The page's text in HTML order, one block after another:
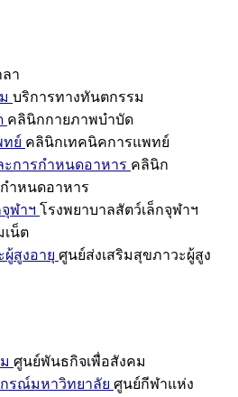
า
บริการทางทันตกรรม
คลินิกกายภาพบำบัด
ทย์ คลินิกเทคนิคการแพทย์
การกำหนดอาหาร คลินิก
ำหนดอาหาร
ฬาฯ โรงพยาบาลสัตว์เล็กจุฬาฯ
เน็ต
ผู้สูงอายุ ศูนย์ส่งเสริมสุขภาวะผู้สูง
ศูนย์พันธกิจเพื่อสังคม
รณ์มหาวิทยาลัย ศูนย์กีฬาแห่ง